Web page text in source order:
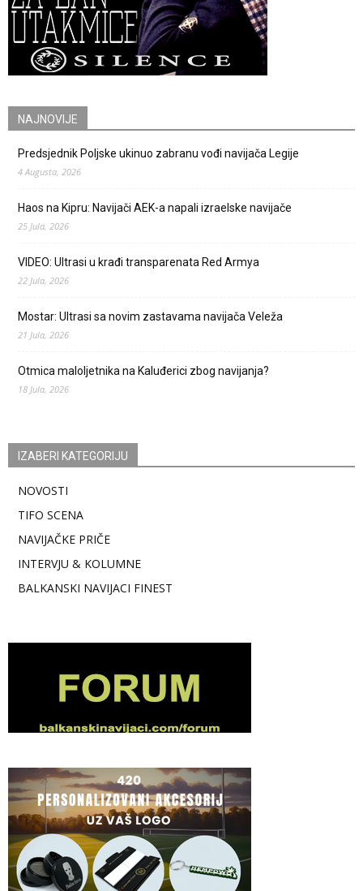
NAJNOVIJE
Predsjednik Poljske ukinuo zabranu vođi navijača Legije
4 Augusta, 2026
Haos na Kipru: Navijači AEK-a napali izraelske navijače
25 Jula, 2026
VIDEO: Ultrasi u krađi transparenata Red Armya
22 Jula, 2026
Mostar: Ultrasi sa novim zastavama navijača Veleža
21 Jula, 2026
Otmica maloljetnika na Kaluđerici zbog navijanja?
18 Jula, 2026
IZABERI KATEGORIJU
NOVOSTI
TIFO SCENA
NAVIJAČKE PRIČE
INTERVJU & KOLUMNE
BALKANSKI NAVIJACI FINEST